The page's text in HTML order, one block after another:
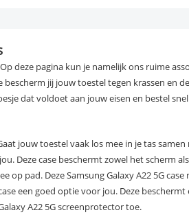
deze pagina kun je namelijk ons ruime
bescherm jij jouw toestel tegen krassen en
dat voldoet aan jouw eisen en bestel
jouw toestel vaak los mee in je tas samen
Deze case beschermt zowel het scherm
pad. Deze Samsung Galaxy A22 5G case
een goed optie voor jou. Deze beschermt
A22 5G screenprotector toe.